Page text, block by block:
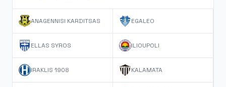
ANAGENNISI KARDITSAS EGALEO
ELLAS SYROS ILIOUPOLI
IRAKLIS 1908 KALAMATA